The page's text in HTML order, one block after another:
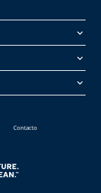
keyboard_arrow_down
keyboard_arrow_down
keyboard_arrow_down
Contacto